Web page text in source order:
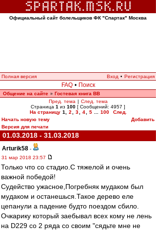
Официальный сайт болельщиков ФК "Спартак" Москва
Полная версия Вход • Регистрация
FAQ • Поиск
Общение на сайте » Гостевая книга ВВ
Пред. тема | След. тема
Страница 1 из 100 [ Сообщений: 4957 ]
На страницу 1 2 3 4 5 100
След.
Начать новую тему
Добавить
Версия для печати
01.03.2018 - 31.03.2018
Arturik58 -
31 мар 2018 23:57
Только что со стадио.С тяжелой и очень
важной победой!
Судейство ужасное,Погребняк мудаком был
мудаком и останешься.Такое дерево еле
цепанули а падение будто поездом сбило.
Очкарику который заебывал всех кому не лень
на D229 со 2 ряда со своим "сядьте мне не